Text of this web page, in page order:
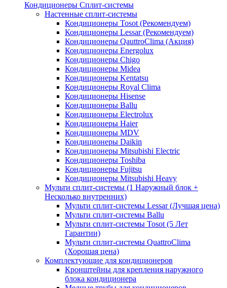
Кондиционеры Сплит-системы
Настенные сплит-системы
Кондиционеры Tosot (Рекомендуем)
Кондиционеры Lessar (Рекомендуем)
Кондиционеры QauttroClima (Акция)
Кондиционеры Energolux
Кондиционеры Chigo
Кондиционеры Midea
Кондиционеры Kentatsu
Кондиционеры Royal Clima
Кондиционеры Hisense
Кондиционеры Ballu
Кондиционеры Electrolux
Кондиционеры Haier
Кондиционеры MDV
Кондиционеры Daikin
Кондиционеры Mitsubishi Electric
Кондиционеры Toshiba
Кондиционеры Fujitsu
Кондиционеры Mitsubishi Heavy
Мульти сплит-системы (1 Наружный блок +
Несколько внутренних)
Мульти сплит-системы Lessar (Лучшая цена)
Мульти сплит-системы Ballu
Мульти сплит-системы Tosot (5 Лет
Гарантии)
Мульти сплит-системы QuattroClima
(Хорошая цена)
Комплектующие для кондиционеров
Кронштейны для крепления наружного
блока кондиционера